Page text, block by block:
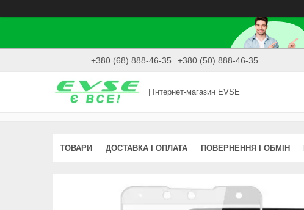
+380 (68) 888-46-35 +380 (50) 888-46-35
| Інтернет-магазин EVSE
ТОВАРИ ДОСТАВКА І ОПЛАТА ПОВЕРНЕННЯ І ОБМІН